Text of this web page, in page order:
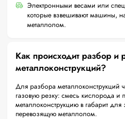
Электронными весами или
которые взвешивают машины,
металлолом.
Как происходит разбор и
металлоконструкций?
Для разбора металлоконструкций
газовую резку: смесь кислорода и
металлоконструкцию в габарит для
перевозящую металлолом.